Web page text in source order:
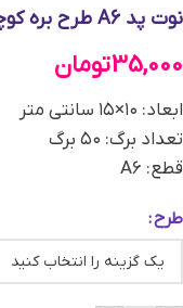
نوت پد A6 طرح بره کوچولو Little Lamb کد 131
35,000تومان
ابعاد: ۱۰×۱۵ سانتی متر
تعداد برگ: ۵۰ برگ
قطع: A6
طرح